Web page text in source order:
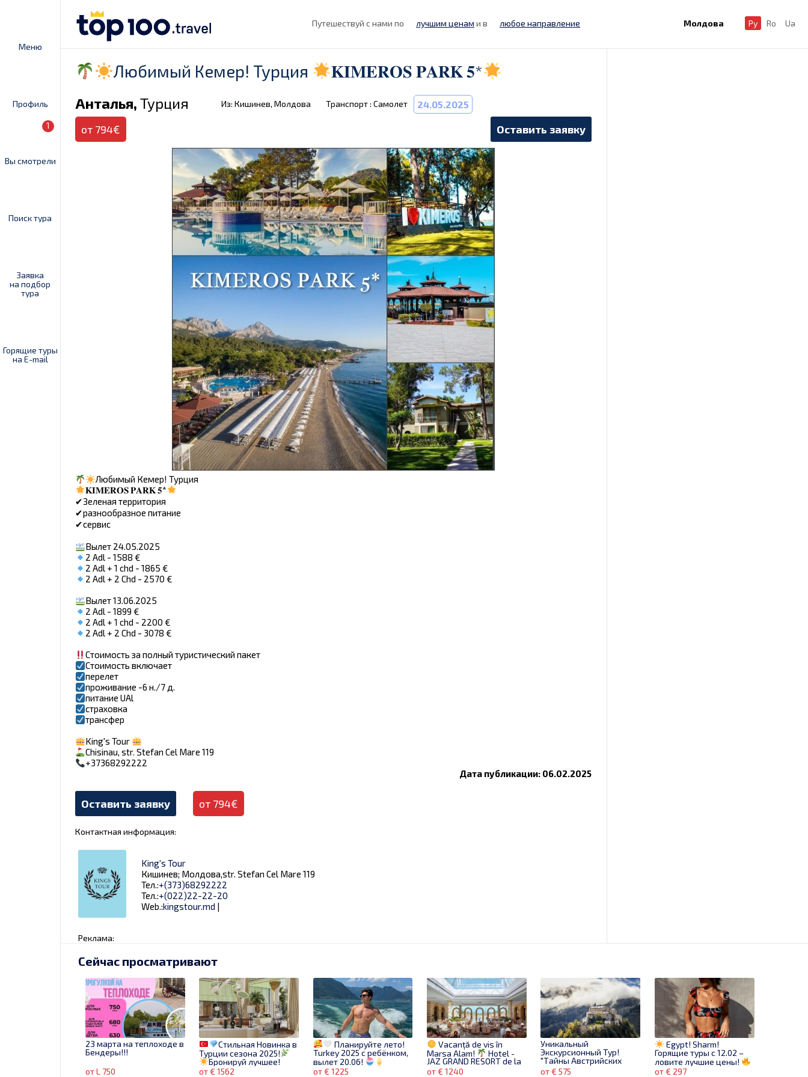
Меню
Профиль
Вы смотрели
1
Поиск тура
Заявка
на подбор
тура
Горящие туры
на E-mail
Путешествуй с нами по лучшим ценам и в любое направление Молдова Ру Ro Ua
Любимый Кемер! Турция 𝐊𝐈𝐌𝐄𝐑𝐎𝐒 𝐏𝐀𝐑𝐊 𝟓*
Анталья, Турция Из: Кишинев, Молдова Транспорт : Самолет 24.05.2025
от 794€ Оставить заявку
Любимый Кемер! Турция
𝐊𝐈𝐌𝐄𝐑𝐎𝐒 𝐏𝐀𝐑𝐊 𝟓*
✔︎Зеленая территория
✔︎разнообразное питание
✔︎сервис
Вылет 24.05.2025
2 Adl - 1588 €
2 Adl + 1 chd - 1865 €
2 Adl + 2 Chd - 2570 €
Вылет 13.06.2025
2 Adl - 1899 €
2 Adl + 1 chd - 2200 €
2 Adl + 2 Chd - 3078 €
Стоимость за полный туристический пакет
Стоимость включает
перелет
проживание -6 н./7 д.
питание UAl
страховка
трансфер
King's Tour
Chisinau, str. Stefan Cel Mare 119
+37368292222
Дата публикации: 06.02.2025
Оставить заявку от 794€
Контактная информация:
King's Tour
Кишинев; Молдова,str. Stefan Cel Mare 119
Тел.:+(373)68292222
Тел.:+(022)22-22-20
Web.:kingstour.md |
Реклама:
Сейчас просматривают
23 марта на теплоходе в
Бендеры!!!
от L 750
Стильная Новинка в
Турции сезона 2025!
Бронируй лучшее!
от € 1562
Планируйте лето!
Turkey 2025 с ребёнком,
вылет 20.06!
от € 1225
Vacanță de vis în
Marsa Alam!
Hotel -
JAZ GRAND RESORT de la
1240 euro/2 persoane
от € 1240
Уникальный
Экскурсионный Тур!
"Тайны Австрийских
Альп"
от € 575
Egypt! Sharm!
Горящие туры с 12.02 –
ловите лучшие цены!
от € 297